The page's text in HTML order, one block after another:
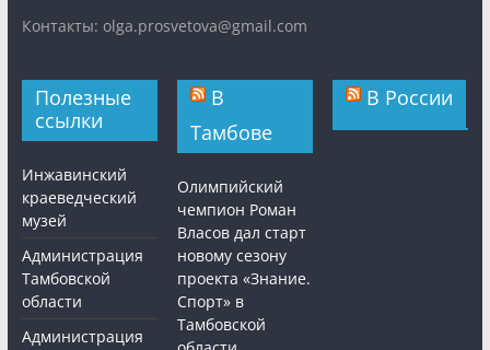
Контакты: olga.prosvetova@gmail.com
Полезные
ссылки
Инжавинский
краеведческий
музей
Администрация
Тамбовской
области
Администрация
В
Тамбове
Олимпийский
чемпион Роман
Власов дал старт
новому сезону
проекта «Знание.
Спорт» в
Тамбовской
В России